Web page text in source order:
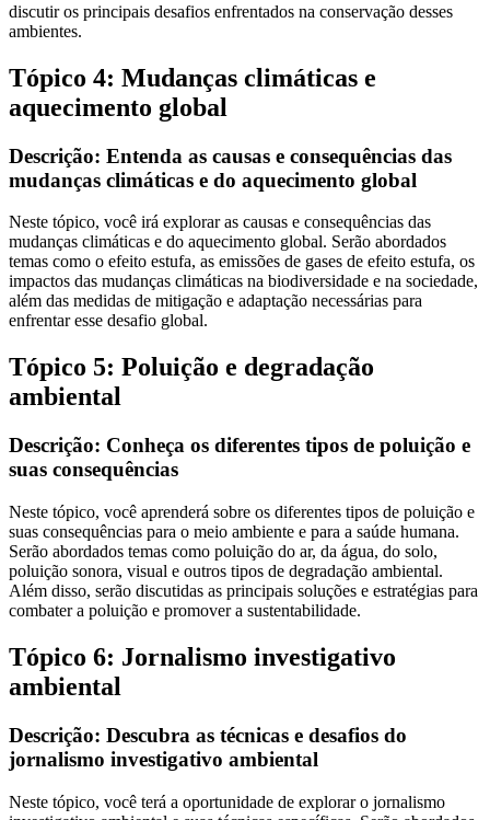
discutir os principais desafios enfrentados na conservação desses
ambientes.
Tópico 4: Mudanças climáticas e
aquecimento global
Descrição: Entenda as causas e consequências das
mudanças climáticas e do aquecimento global
Neste tópico, você irá explorar as causas e consequências das
mudanças climáticas e do aquecimento global. Serão abordados
temas como o efeito estufa, as emissões de gases de efeito estufa, os
impactos das mudanças climáticas na biodiversidade e na sociedade,
além das medidas de mitigação e adaptação necessárias para
enfrentar esse desafio global.
Tópico 5: Poluição e degradação
ambiental
Descrição: Conheça os diferentes tipos de poluição e
suas consequências
Neste tópico, você aprenderá sobre os diferentes tipos de poluição e
suas consequências para o meio ambiente e para a saúde humana.
Serão abordados temas como poluição do ar, da água, do solo,
poluição sonora, visual e outros tipos de degradação ambiental.
Além disso, serão discutidas as principais soluções e estratégias para
combater a poluição e promover a sustentabilidade.
Tópico 6: Jornalismo investigativo
ambiental
Descrição: Descubra as técnicas e desafios do
jornalismo investigativo ambiental
Neste tópico, você terá a oportunidade de explorar o jornalismo